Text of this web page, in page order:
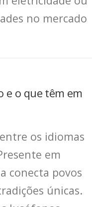
no mercado
e o que têm em
os idiomas
em
conecta povos
únicas.